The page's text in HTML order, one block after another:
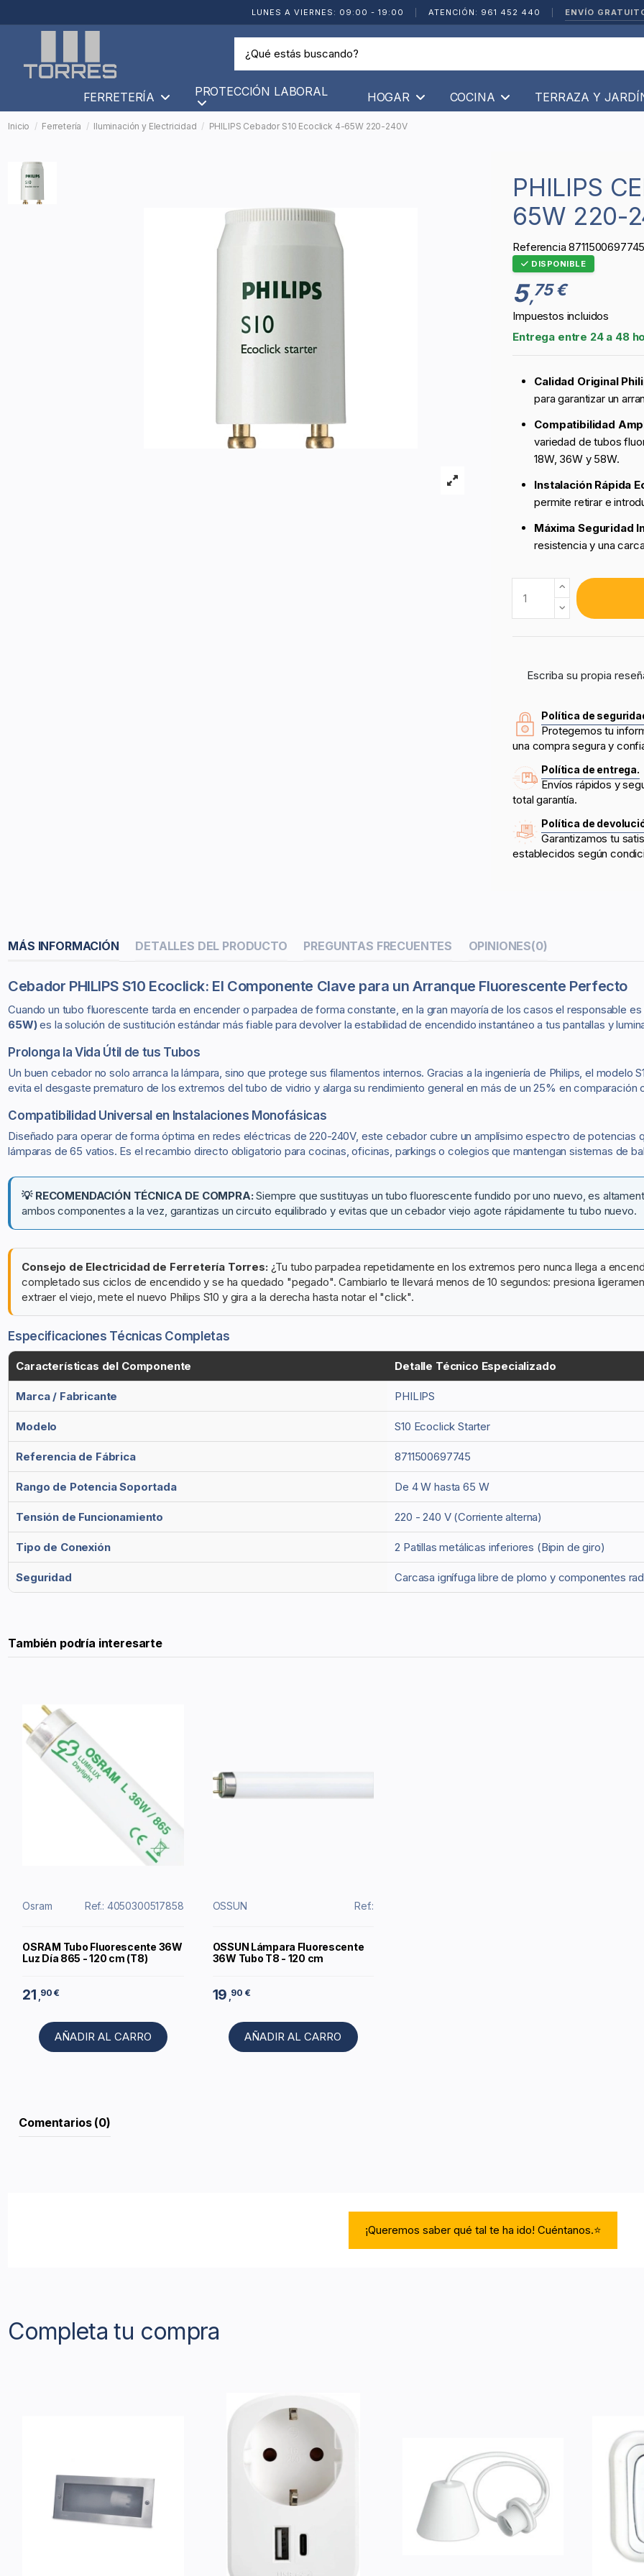
LUNES A VIERNES: 09:00 - 19:00 ATENCIÓN: 961 452 440 ENVÍO
FERRETERÍA PROTECCIÓN LABORAL HOGAR COCINA TERRAZA Y
Inicio Ferretería Iluminación y Electricidad PHILIPS Cebador S10 Ecoclick 4-65W 220-240V
PHILIPS CEBADOR S10 ECOCLICK 4-
65W 220-
Referencia 8711500697745
DISPONIBLE
5,75 €
Impuestos incluidos
Entrega entre 24 a 48
Calidad Original
para garantizar un
Compatibilidad
variedad de tubos
18W, 36W y 58W.
Instalación Rápida
permite retirar e
Máxima Seguridad
resistencia y una
Escriba su propia
Política de
Protegemos tu
una compra segura y
Política de entrega.
Envíos rápidos y
total garantía.
Política de
Garantizamos tu
establecidos según
MÁS INFORMACIÓN DETALLES DEL PRODUCTO PREGUNTAS FRECUENTES OPINIONES(0)
Cebador PHILIPS S10 Ecoclick: El Componente Clave para un Arranque Fluorescente Perfecto
Cuando un tubo fluorescente tarda en encender o parpadea de forma constante, en la gran mayoría de los casos el responsable
65W)es la solución de sustitución estándar más fiable para devolver la estabilidad de encendido instantáneo a tus pantallas y
Prolonga la Vida Útil de tus Tubos
Un buen cebador no solo arranca la lámpara, sino que protege sus filamentos internos. Gracias a la ingeniería de Philips, el
evita el desgaste prematuro de los extremos del tubo de vidrio y alarga su rendimiento general en más de un 25% en
Compatibilidad Universal en Instalaciones Monofásicas
Diseñado para operar de forma óptima en redes eléctricas de 220-240V, este cebador cubre un amplísimo espectro de potencias
lámparas de 65 vatios. Es el recambio directo obligatorio para cocinas, oficinas, parkings o colegios que mantengan sistemas de
💡 RECOMENDACIÓN TÉCNICA DE COMPRA: Siempre que sustituyas un tubo fluorescente fundido por uno nuevo, es
ambos componentes a la vez, garantizas un circuito equilibrado y evitas que un cebador viejo agote rápidamente tu tubo nuevo.
Consejo de Electricidad de Ferretería Torres:¿Tu tubo parpadea repetidamente en los extremos pero nunca llega a
completado sus ciclos de encendido y se ha quedado "pegado". Cambiarlo te llevará menos de 10 segundos: presiona
extraer el viejo, mete el nuevo Philips S10 y gira a la derecha hasta notar el "click".
Especificaciones Técnicas Completas
Características del Componente Detalle Técnico Especializado
Marca / Fabricante PHILIPS
Modelo S10 Ecoclick Starter
Referencia de Fábrica 8711500697745
Rango de Potencia Soportada De 4 W hasta 65 W
Tensión de Funcionamiento 220 - 240 V (Corriente alterna)
Tipo de Conexión 2 Patillas metálicas inferiores (Bipin de giro)
Seguridad Carcasa ignífuga libre de plomo y componentes
También podría interesarte
Osram Ref.: 4050300517858
OSRAM Tubo Fluorescente 36W
Luz Día 865 - 120 cm (T8)
21 90 €
AÑADIR AL CARRO
OSSUN Ref.:
OSSUN Lámpara Fluorescente
36W Tubo T8 - 120 cm
19 ,90 €
AÑADIR AL CARRO
Comentarios (0)
¡Queremos saber qué tal te ha ido! Cuéntanos.⭐
Completa tu compra